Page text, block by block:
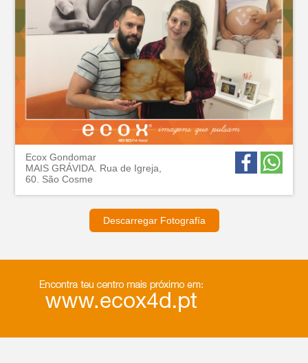
Ecox Gondomar
MAIS GRÁVIDA. Rua de Igreja,
60. São Cosme
Descarregar Fotografía